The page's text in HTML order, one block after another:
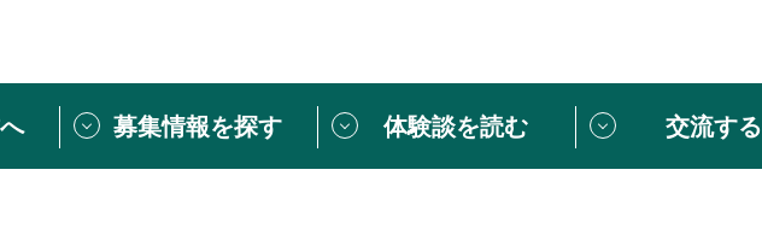
募集情報を探す 体験談を読む 交流する